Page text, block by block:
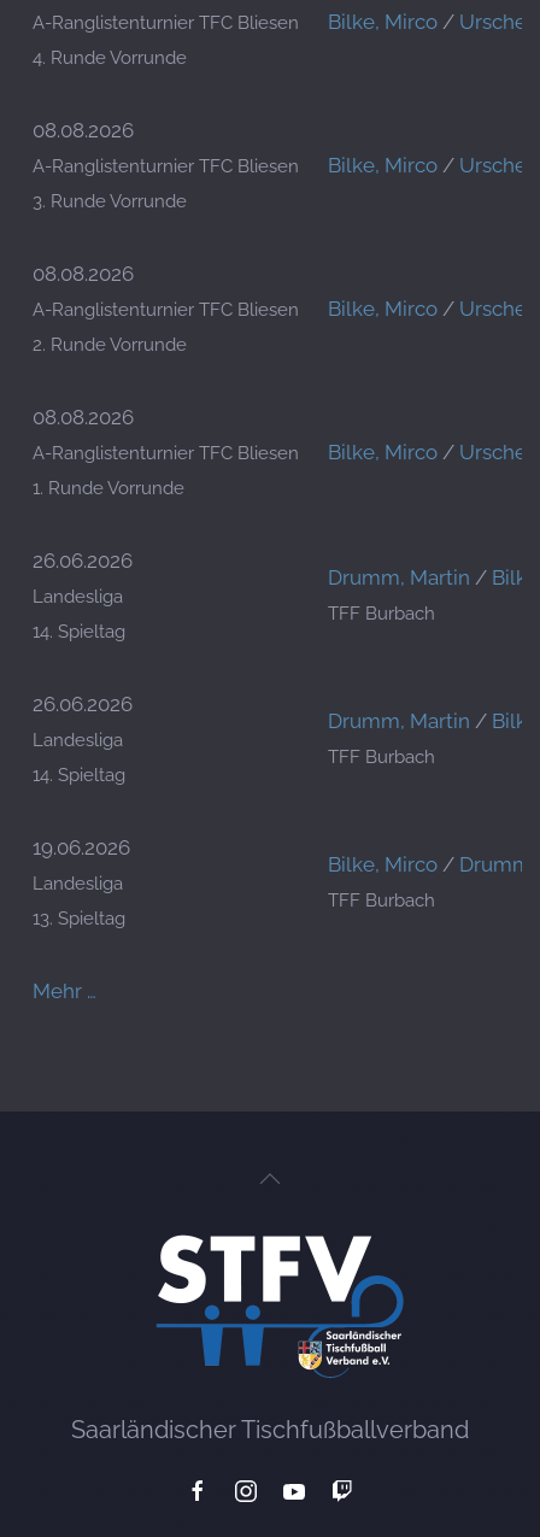
A-Ranglistenturnier TFC Bliesen
4. Runde Vorrunde
Bilke, Mirco /
08.08.2026
A-Ranglistenturnier TFC Bliesen
3. Runde Vorrunde
Bilke, Mirco /
08.08.2026
A-Ranglistenturnier TFC Bliesen
2. Runde Vorrunde
Bilke, Mirco /
08.08.2026
A-Ranglistenturnier TFC Bliesen
1. Runde Vorrunde
Bilke, Mirco /
26.06.2026
Landesliga
14. Spieltag
Drumm, Martin /
TFF Burbach
26.06.2026
Landesliga
14. Spieltag
Drumm, Martin /
TFF Burbach
19.06.2026
Landesliga
13. Spieltag
Bilke, Mirco /
TFF Burbach
Mehr …
Saarländischer Tischfußballverband